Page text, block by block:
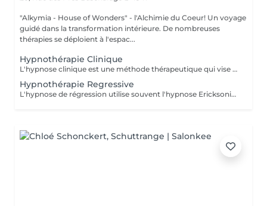
"Alkymia - House of Wonders" - l'Alchimie du Coeur! Un voyage
guidé dans la transformation intérieure. De nombreuses
thérapies se déploient à l'espac...
Hypnothérapie Clinique
L'hypnose clinique est une méthode thérapeutique qui vise à induire chez le patient un état de conscience modifié. Cette forme de thérapie brève se base sur la communication entre le praticien et le patient dans un état de conscience élargi. Durant ce processus, le sujet est amené à faire abstraction de son environnement pour se concentrer sur son monde intérieur. Cet état permet d'accéder aux ressources inconscientes du sujet, facilitant ainsi l'atteinte d'objectifs personnels ou des changements souhaités. L'objectif de l'hypnose clinique est notamment d'améliorer le bien-être du patient. Elle peut être utilisée ponctuellement lors d'un soin ou d'un examen pour aider le patient à mieux gérer certaines procédures difficiles. Par ailleurs, l'hypnose clinique est également utilisée pour atténuer les effets du stress, de la peur et de la douleur. Il est à noter que cette pratique thérapeutique ne doit pas être confondue avec l'hypnose de spectacle. En effet, contrairement à cette dernière, l'hypnose clinique se déroule dans un cadre rigoureux et respectueux de l'éthique thérapeutique.
Hypnothérapie Regressive
L'hypnose de régression utilise souvent l'hypnose Ericksonienne pour atteindre un état de transe profonde. Avec de multiples métaphores et sous-entendus, l'hypnothérap. amène la personne vers ses vies antérieures ou une histoire précise de sa vie. De cette manière, la personne de 40 ans peut se retrouver à revivre des évènements quand elle en avait 10. Elle peut aussi être projetée à l'époque du Moyen Âge où dans une vie antérieure elle était une servante. Cette approche thérap. permet d'avoir accès à certains souvenirs verrouillés par le cerveau. En comprenant le passé ou les vies antérieures, il est parfois plus facile de comprendre la vie au présent. L'hypnose régressive permet de se libérer des souvenirs et des expériences du passé. Entraînée dans un état hypnotique profond grâce à un procédé de visualisation guidé par l'hypnothérap., la personne a accès à des informations qu'elle avait oubliées ou mises de côté. En résolvant des expériences de vie antérieure ou des souvenirs du passé, l'hypnothérap. permet au patient un mieux-être. Une séance d'hypnose de régression en revisualisant les vies antérieures ou le passé apporte au patient une compréhension : de son comportement ; de ses choix ; de ses façons d'interagir avec les autres. La personne va comprendre comment un évènement traumatisant peut avoir comme impact sur sa vie et ses mécanismes. En prenant conscience de cela, la personne peut alors débloquer une multitude de verrous et aller vers un mieux-être.